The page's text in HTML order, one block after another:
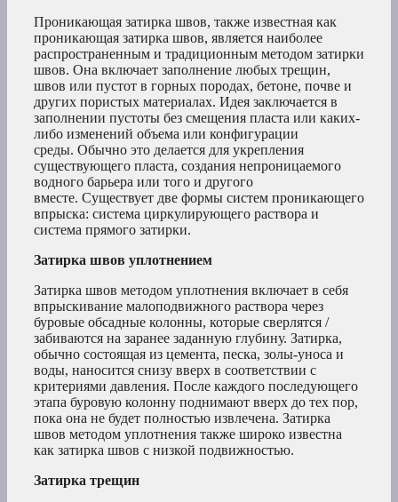
Проникающая затирка швов, также известная как
проникающая затирка швов, является наиболее
распространенным и традиционным методом затирки
швов. Она включает заполнение любых трещин,
швов или пустот в горных породах, бетоне, почве и
других пористых материалах. Идея заключается в
заполнении пустоты без смещения пласта или каких-
либо изменений объема или конфигурации
среды. Обычно это делается для укрепления
существующего пласта, создания непроницаемого
водного барьера или того и другого
вместе. Существует две формы систем проникающего
впрыска: система циркулирующего раствора и
система прямого затирки.
Затирка швов уплотнением
Затирка швов методом уплотнения включает в себя
впрыскивание малоподвижного раствора через
буровые обсадные колонны, которые сверлятся /
забиваются на заранее заданную глубину. Затирка,
обычно состоящая из цемента, песка, золы-уноса и
воды, наносится снизу вверх в соответствии с
критериями давления. После каждого последующего
этапа буровую колонну поднимают вверх до тех пор,
пока она не будет полностью извлечена. Затирка
швов методом уплотнения также широко известна
как затирка швов с низкой подвижностью.
Затирка трещин